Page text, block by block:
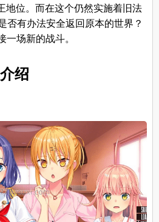
地位。而在这个仍然实施着旧法
否有办法安全返回原本的世界？
一场新的战斗。
绍